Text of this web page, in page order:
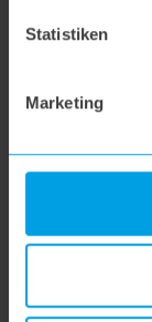
Statistiken
Marketing
German